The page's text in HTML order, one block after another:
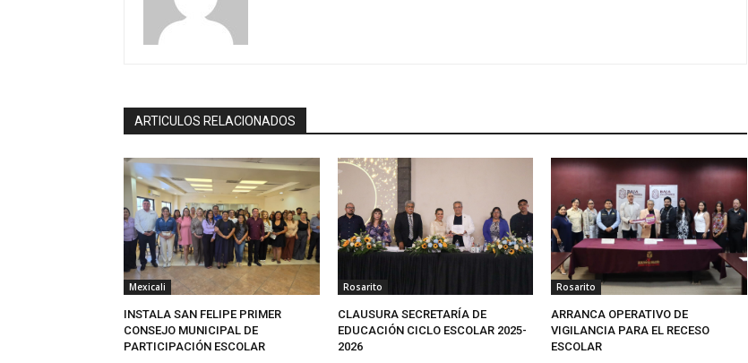
ARTICULOS RELACIONADOS
Mexicali
INSTALA SAN FELIPE PRIMER
CONSEJO MUNICIPAL DE
PARTICIPACIÓN ESCOLAR
Rosarito
CLAUSURA SECRETARÍA DE
EDUCACIÓN CICLO ESCOLAR 2025-
2026
Rosarito
ARRANCA OPERATIVO DE
VIGILANCIA PARA EL RECESO
ESCOLAR